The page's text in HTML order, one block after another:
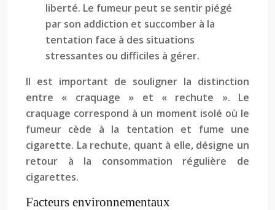
liberté. Le fumeur peut se sentir piégé
par son addiction et succomber à la
tentation face à des situations
stressantes ou difficiles à gérer.
Il est important de souligner la distinction
entre « craquage » et « rechute ». Le
craquage correspond à un moment isolé où le
fumeur cède à la tentation et fume une
cigarette. La rechute, quant à elle, désigne un
retour à la consommation régulière de
cigarettes.
Facteurs environnementaux